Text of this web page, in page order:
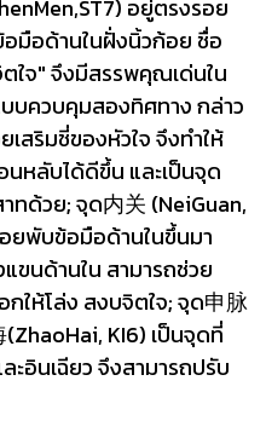
อยู่ตรงรอย
มือด้านในฝั่งนิ้วก้อย ชื่อ
ใจ" จึงมีสรรพคุณเด่นใน
บควบคุมสองทิศทาง กล่าว
สริมชี่ของหัวใจ จึงทำให้
นหลับได้ดีขึ้น และเป็นจุด
ทด้วย; จุด内关 (NeiGuan,
ยพับข้อมือด้านในขึ้นมา
ขนด้านใน สามารถช่วย
ให้โล่ง สงบจิตใจ; จุด申脉
KI6) เป็นจุดที่
ะอินเฉียว จึงสามารถปรับ